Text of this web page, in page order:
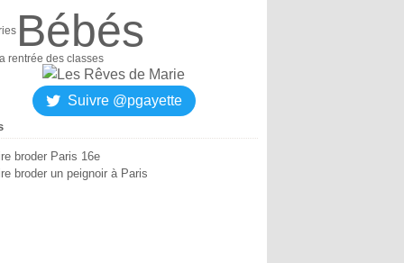
Bébés
rentrée des classes
Suivre @pgayette
broder Paris 16e
broder un peignoir à Paris